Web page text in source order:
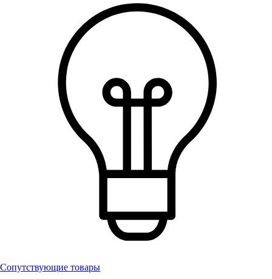
Сопутствующие товары